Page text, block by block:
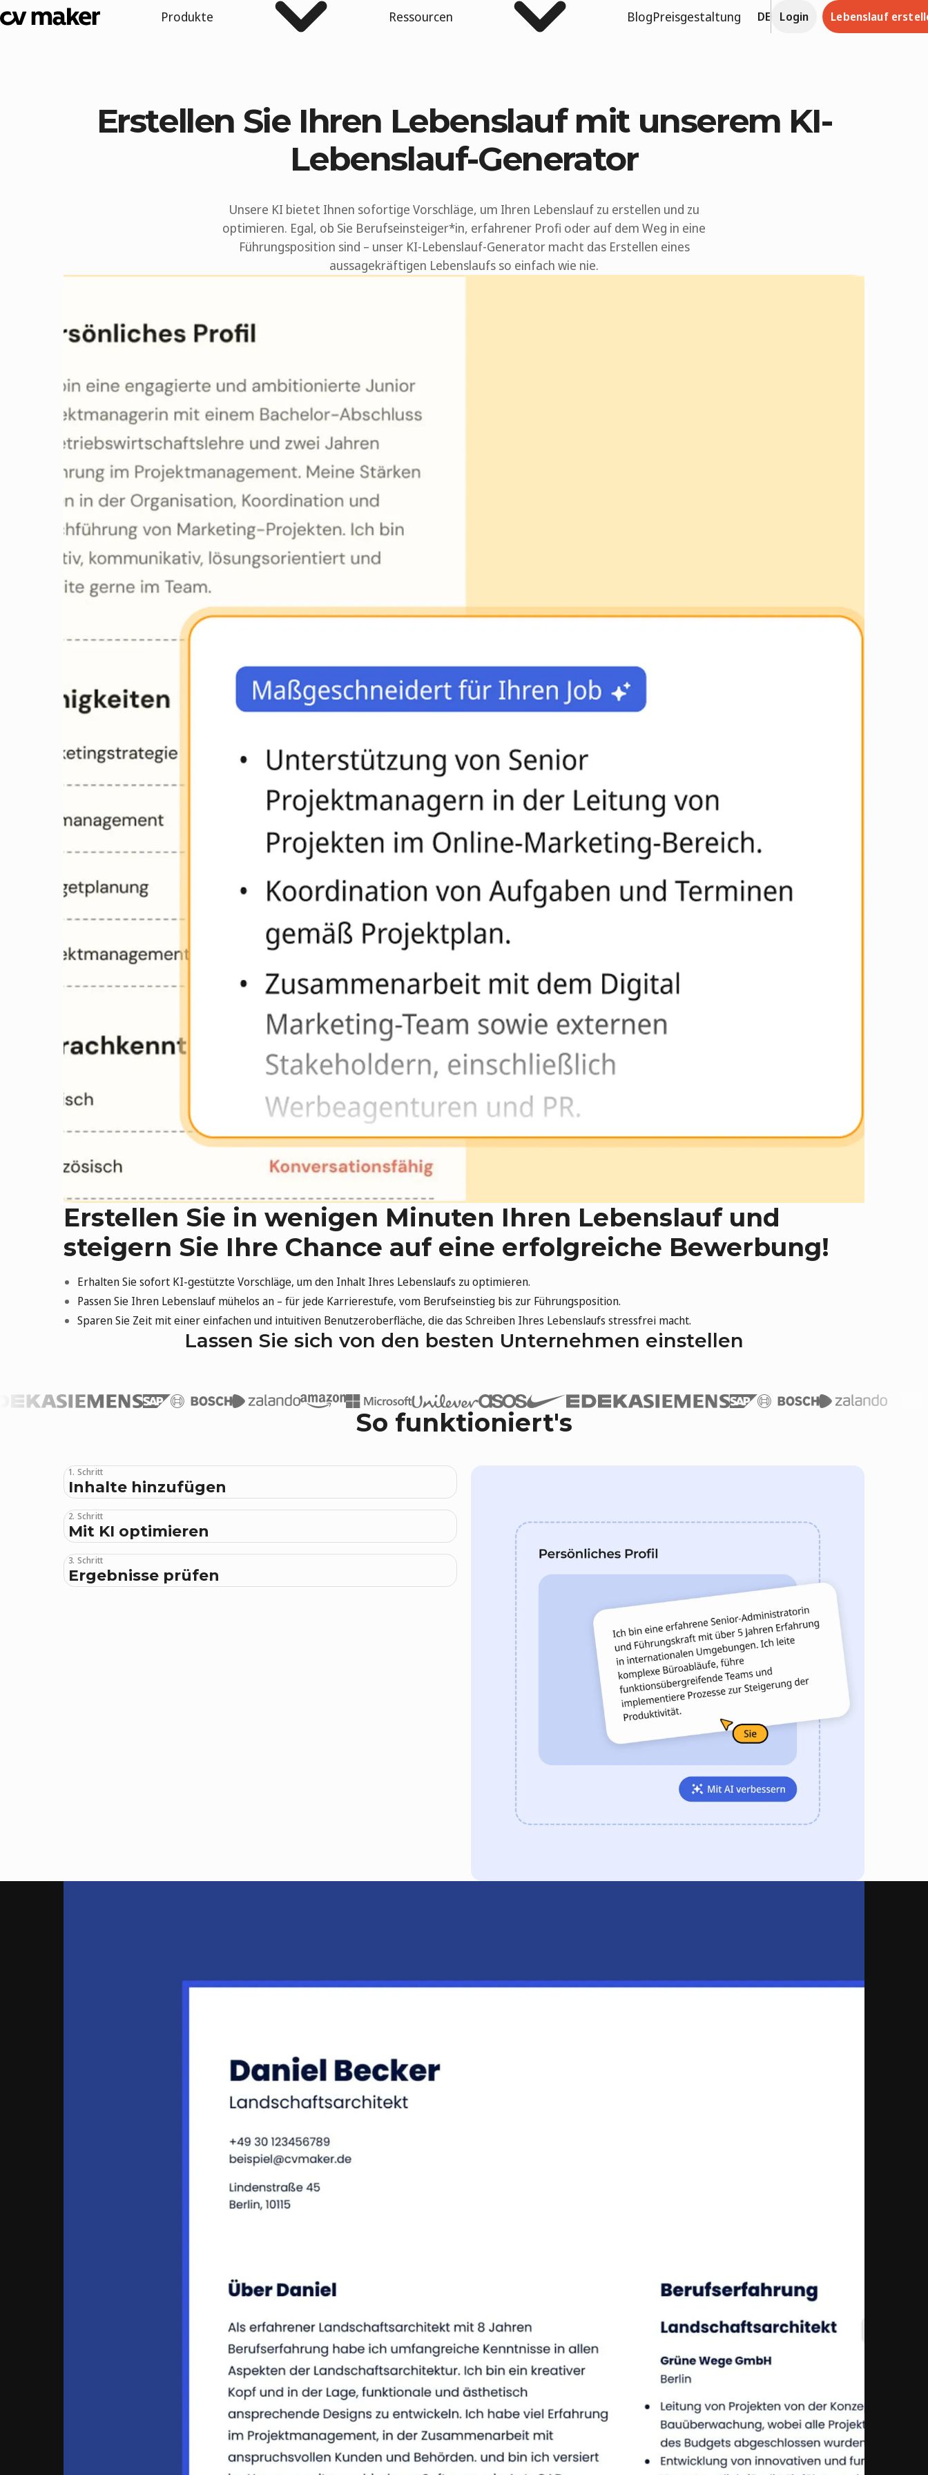
Produkte Ressourcen BlogPreisgestaltung DE Login Lebenslauf
Erstellen Sie Ihren Lebenslauf mit unserem KI-
Lebenslauf-Generator
Unsere KI bietet Ihnen sofortige Vorschläge, um Ihren Lebenslauf zu erstellen und zu
optimieren. Egal, ob Sie Berufseinsteiger*in, erfahrener Profi oder auf dem Weg in eine
Führungsposition sind – unser KI-Lebenslauf-Generator macht das Erstellen eines
aussagekräftigen Lebenslaufs so einfach wie nie.
Erstellen Sie in wenigen Minuten Ihren Lebenslauf und
steigern Sie Ihre Chance auf eine erfolgreiche Bewerbung!
Erhalten Sie sofort KI-gestützte Vorschläge, um den Inhalt Ihres Lebenslaufs zu optimieren.
Passen Sie Ihren Lebenslauf mühelos an – für jede Karrierestufe, vom Berufseinstieg bis zur Führungsposition.
Sparen Sie Zeit mit einer einfachen und intuitiven Benutzeroberfläche, die das Schreiben Ihres Lebenslaufs stressfrei macht.
Lassen Sie sich von den besten Unternehmen einstellen
So funktioniert's
1. Schritt
Inhalte hinzufügen
2. Schritt
Mit KI optimieren
3. Schritt
Ergebnisse prüfen